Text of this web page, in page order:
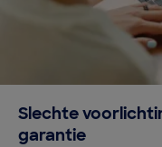
Slechte
garantie